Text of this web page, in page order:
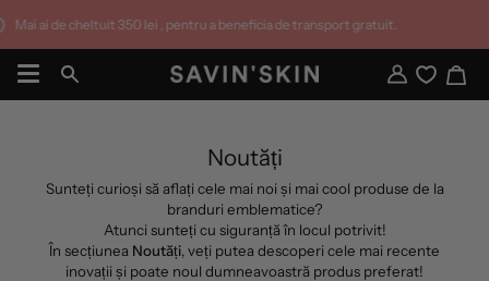
la
conținut
ai de cheltuit350 lei, pentru a beneficia de transport gratuit.
Căutare
Contul
meu
Noutăți
Sunteți curioși să aflați cele mai noi și mai cool produse de la
branduri emblematice?
Atunci sunteți cu siguranță în locul potrivit!
În secțiunea Noutăți, veți putea descoperi cele mai recente
inovații și poate noul dumneavoastră produs preferat!